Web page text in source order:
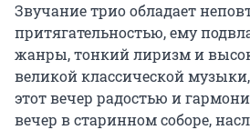
Звучание трио обладает
притягательностью, ему
жанры, тонкий лиризм и
великой классической
этот вечер радостью и
вечер в старинном соборе,